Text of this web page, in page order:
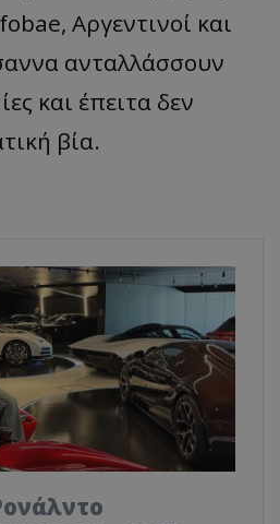
Αργεντινοί και
ανταλλάσσουν
και έπειτα δεν
βία.